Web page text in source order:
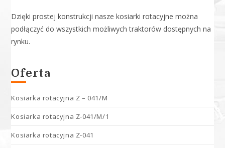
Dzięki prostej konstrukcji nasze kosiarki rotacyjne można
podłączyć do wszystkich możliwych traktorów dostępnych na
rynku.
Oferta
Kosiarka rotacyjna Z – 041/M
Kosiarka rotacyjna Z-041/M/1
Kosiarka rotacyjna Z-041